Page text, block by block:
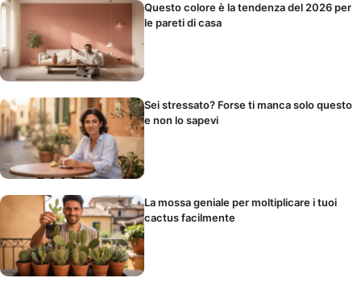
Questo colore è la tendenza del 2026 per
le pareti di casa
Sei stressato? Forse ti manca solo questo
e non lo sapevi
La mossa geniale per moltiplicare i tuoi
cactus facilmente